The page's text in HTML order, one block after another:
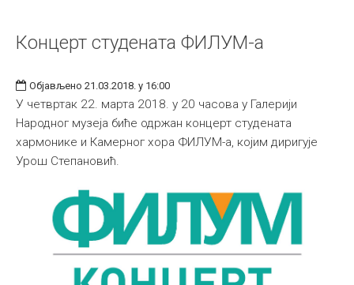
Концерт студената ФИЛУМ-а
Објављено 21.03.2018. у 16:00
У четвртак 22. марта 2018. у 20 часова у Галерији
Народног музеја биће одржан концерт студената
хармонике и Камерног хора ФИЛУМ-а, којим диригује
Урош Степановић.